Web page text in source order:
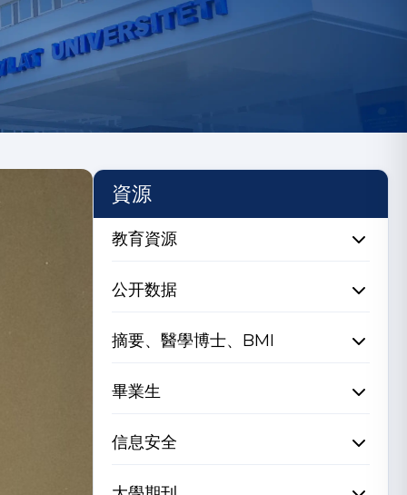
資源
教育資源
公开数据
摘要、醫學博士、BMI
畢業生
信息安全